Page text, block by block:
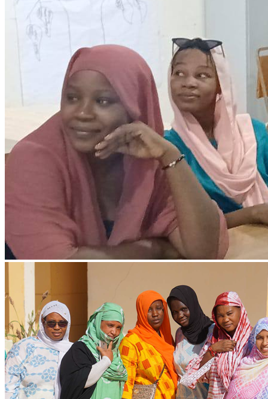
Ressources & Publications
Téléchargez nos dernières